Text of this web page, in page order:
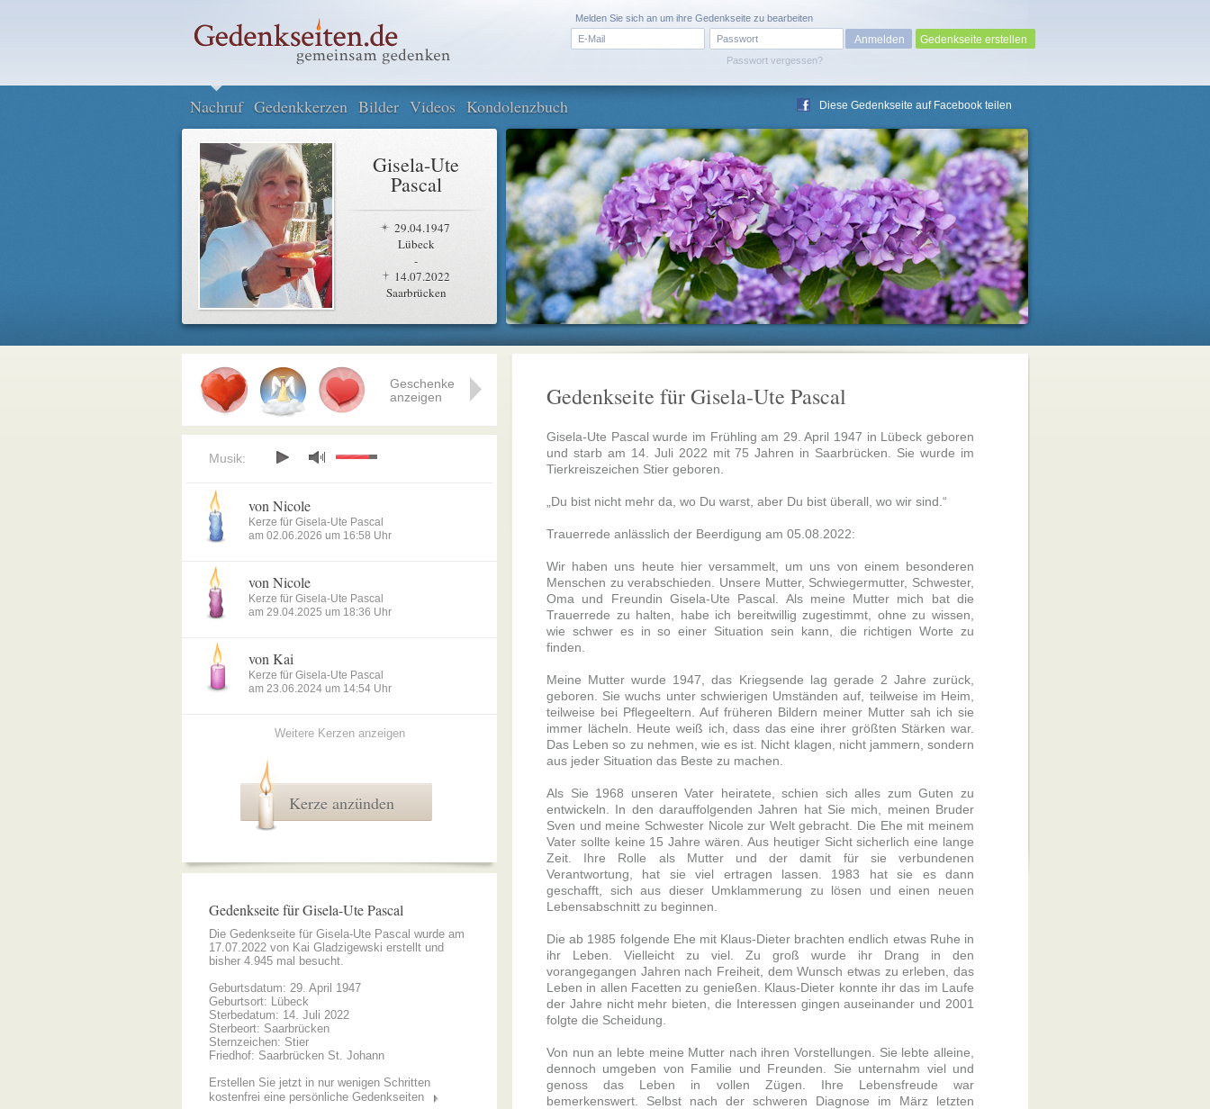
Passwort vergessen?
Melden Sie sich an um ihre Gedenkseite zu bearbeiten
Gedenkseite erstellen
Nachruf Gedenkkerzen Bilder Videos Kondolenzbuch Diese Gedenkseite auf Facebook teilen
Gisela-Ute
Pascal
29.04.1947
Lübeck
-
14.07.2022
Saarbrücken
Gedenkseite für Gisela-Ute Pascal
Gisela-Ute Pascal wurde im Frühling am 29. April 1947 in Lübeck geboren
und starb am 14. Juli 2022 mit 75 Jahren in Saarbrücken. Sie wurde im
Tierkreiszeichen Stier geboren.
„Du bist nicht mehr da, wo Du warst, aber Du bist überall, wo wir sind.“
Trauerrede anlässlich der Beerdigung am 05.08.2022:
Wir haben uns heute hier versammelt, um uns von einem besonderen
Menschen zu verabschieden. Unsere Mutter, Schwiegermutter, Schwester,
Oma und Freundin Gisela-Ute Pascal. Als meine Mutter mich bat die
Trauerrede zu halten, habe ich bereitwillig zugestimmt, ohne zu wissen,
wie schwer es in so einer Situation sein kann, die richtigen Worte zu
finden.
Meine Mutter wurde 1947, das Kriegsende lag gerade 2 Jahre zurück,
geboren. Sie wuchs unter schwierigen Umständen auf, teilweise im Heim,
teilweise bei Pflegeeltern. Auf früheren Bildern meiner Mutter sah ich sie
immer lächeln. Heute weiß ich, dass das eine ihrer größten Stärken war.
Das Leben so zu nehmen, wie es ist. Nicht klagen, nicht jammern, sondern
aus jeder Situation das Beste zu machen.
Als Sie 1968 unseren Vater heiratete, schien sich alles zum Guten zu
entwickeln. In den darauffolgenden Jahren hat Sie mich, meinen Bruder
Sven und meine Schwester Nicole zur Welt gebracht. Die Ehe mit meinem
Vater sollte keine 15 Jahre wären. Aus heutiger Sicht sicherlich eine lange
Zeit. Ihre Rolle als Mutter und der damit für sie verbundenen
Verantwortung, hat sie viel ertragen lassen. 1983 hat sie es dann
geschafft, sich aus dieser Umklammerung zu lösen und einen neuen
Lebensabschnitt zu beginnen.
Die ab 1985 folgende Ehe mit Klaus-Dieter brachten endlich etwas Ruhe in
ihr Leben. Vielleicht zu viel. Zu groß wurde ihr Drang in den
vorangegangen Jahren nach Freiheit, dem Wunsch etwas zu erleben, das
Leben in allen Facetten zu genießen. Klaus-Dieter konnte ihr das im Laufe
der Jahre nicht mehr bieten, die Interessen gingen auseinander und 2001
folgte die Scheidung.
Von nun an lebte meine Mutter nach ihren Vorstellungen. Sie lebte alleine,
dennoch umgeben von Familie und Freunden. Sie unternahm viel und
genoss das Leben in vollen Zügen. Ihre Lebensfreude war
bemerkenswert. Selbst nach der schweren Diagnose im März letzten
Geschenke
anzeigen
Musik:
von Nicole
Kerze für Gisela-Ute Pascal
am 02.06.2026 um 16:58 Uhr
von Nicole
Kerze für Gisela-Ute Pascal
am 29.04.2025 um 18:36 Uhr
von Kai
Kerze für Gisela-Ute Pascal
am 23.06.2024 um 14:54 Uhr
Weitere Kerzen anzeigen
Kerze anzünden
Gedenkseite für Gisela-Ute Pascal
Die Gedenkseite für Gisela-Ute Pascal wurde am
17.07.2022 von Kai Gladzigewski erstellt und
bisher 4.945 mal besucht.
Geburtsdatum: 29. April 1947
Geburtsort: Lübeck
Sterbedatum: 14. Juli 2022
Sterbeort: Saarbrücken
Sternzeichen: Stier
Friedhof: Saarbrücken St. Johann
Erstellen Sie jetzt in nur wenigen Schritten
kostenfrei eine persönliche Gedenkseiten